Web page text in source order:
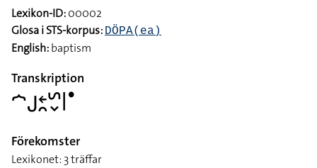
Lexikon-ID:00002
Glosa i STS-korpus: DÖPA(ea)
English:baptism
Transkription
􌤀􌤢􌥓􌥘􌥲􌦀􌥼􌤟
Förekomster
Lexikonet: 3 träffar